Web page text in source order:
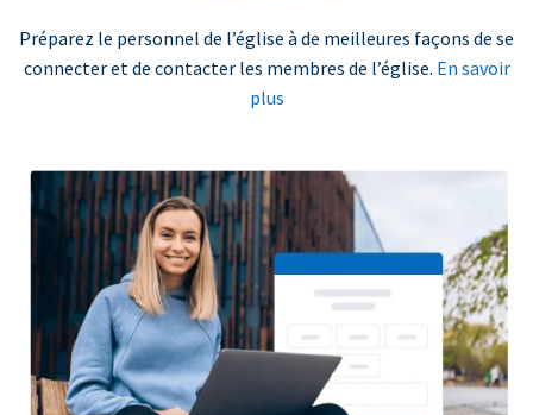
Préparez le personnel de l’église à de meilleures façons de se
connecter et de contacter les membres de l’église. En savoir
plus